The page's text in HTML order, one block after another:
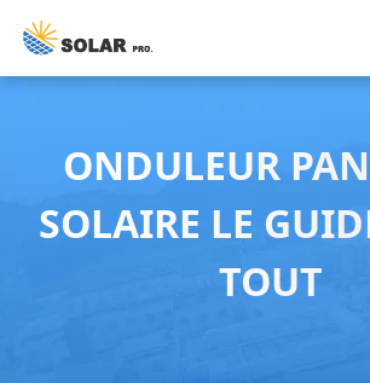
ONDULEUR
SOLAIRE LE
TOUT